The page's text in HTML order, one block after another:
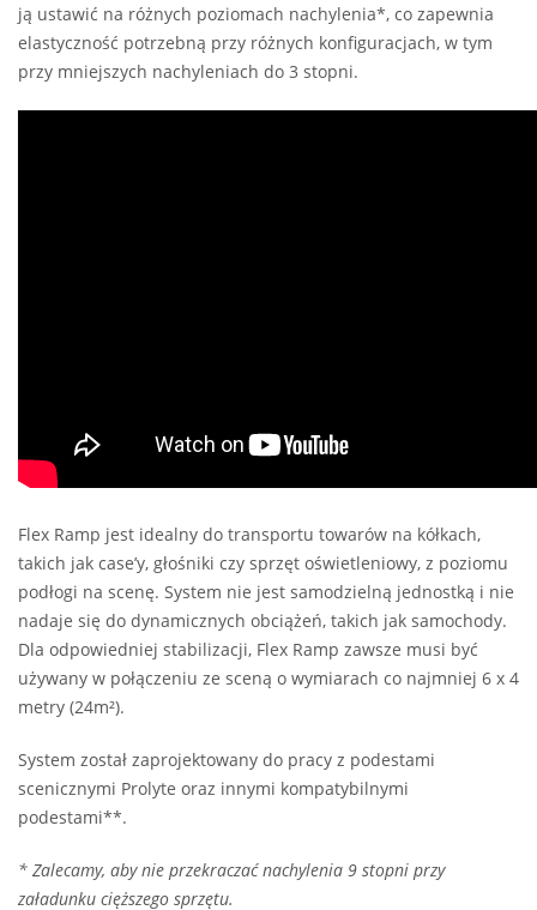
ją ustawić na różnych poziomach nachylenia*, co zapewnia
elastyczność potrzebną przy różnych konfiguracjach, w tym
przy mniejszych nachyleniach do 3 stopni.
Flex Ramp jest idealny do transportu towarów na kółkach,
takich jak case’y, głośniki czy sprzęt oświetleniowy, z poziomu
podłogi na scenę. System nie jest samodzielną jednostką i nie
nadaje się do dynamicznych obciążeń, takich jak samochody.
Dla odpowiedniej stabilizacji, Flex Ramp zawsze musi być
używany w połączeniu ze sceną o wymiarach co najmniej 6 x 4
metry (24m²).
System został zaprojektowany do pracy z podestami
scenicznymi Prolyte oraz innymi kompatybilnymi
podestami**.
* Zalecamy, aby nie przekraczać nachylenia 9 stopni przy
załadunku cięższego sprzętu.